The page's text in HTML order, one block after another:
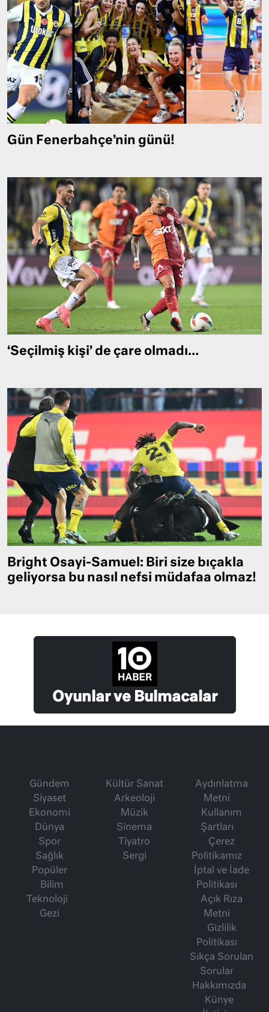
Gün Fenerbahçe’nin günü!
‘Seçilmiş kişi’ de çare olmadı…
Bright Osayi-Samuel: Biri size bıçakla
geliyorsa bu nasıl nefsi müdafaa olmaz!
Oyunlar ve Bulmacalar
Gündem
Siyaset
Ekonomi
Dünya
Spor
Sağlık
Popüler
Bilim
Teknoloji
Gezi
Kültür Sanat
Arkeoloji
Müzik
Sinema
Tiyatro
Sergi
Aydınlatma
Metni
Kullanım
Şartları
Çerez
Politikamız
İptal ve İade
Politikası
Açık Rıza
Metni
Gizlilik
Politikası
Sıkça Sorulan
Sorular
Hakkımızda
Künye